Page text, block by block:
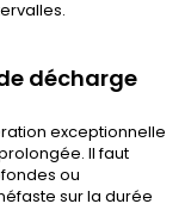
décharge
exceptionnelle
Il faut
ou
sur la durée